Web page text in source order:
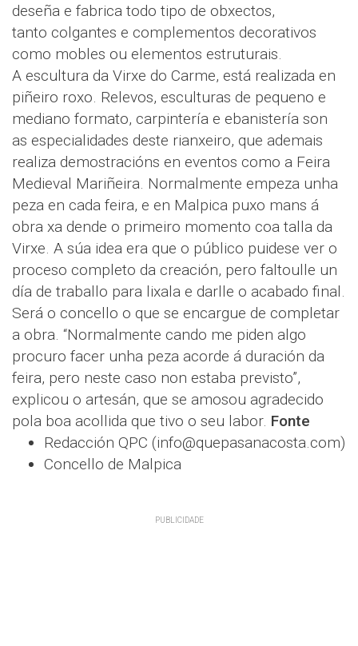
deseña e fabrica todo tipo de obxectos,
tanto colgantes e complementos decorativos
como mobles ou elementos estruturais.
A escultura da Virxe do Carme, está realizada en
piñeiro roxo. Relevos, esculturas de pequeno e
mediano formato, carpintería e ebanistería son
as especialidades deste rianxeiro, que ademais
realiza demostracións en eventos como a Feira
Medieval Mariñeira. Normalmente empeza unha
peza en cada feira, e en Malpica puxo mans á
obra xa dende o primeiro momento coa talla da
Virxe. A súa idea era que o público puidese ver o
proceso completo da creación, pero faltoulle un
día de traballo para lixala e darlle o acabado final.
Será o concello o que se encargue de completar
a obra. “Normalmente cando me piden algo
procuro facer unha peza acorde á duración da
feira, pero neste caso non estaba previsto”,
explicou o artesán, que se amosou agradecido
pola boa acollida que tivo o seu labor. Fonte
Redacción QPC (info@quepasanacosta.com)
Concello de Malpica